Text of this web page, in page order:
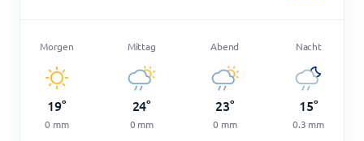
Morgen
19°
0 mm
Mittag
24°
0 mm
Abend
23°
0 mm
Nacht
15°
0.3 mm